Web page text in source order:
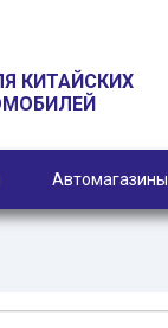
КИТАЙСКИХ
Автомагазины